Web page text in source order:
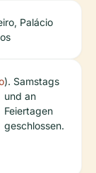
Palácio
). Samstags
und an
Feiertagen
geschlossen.